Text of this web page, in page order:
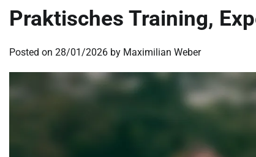
Praktisches Training,
Posted on 28/01/2026 by Maximilian Weber